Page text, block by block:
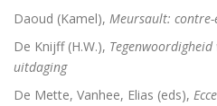
Luther de biografie
Holy Ignorance (La
In de handen van
Daoud (Kamel), Meursault: contre-
De Knijff (H.W.), Tegenwoordigheid
uitdaging
De Mette, Vanhee, Elias (eds),